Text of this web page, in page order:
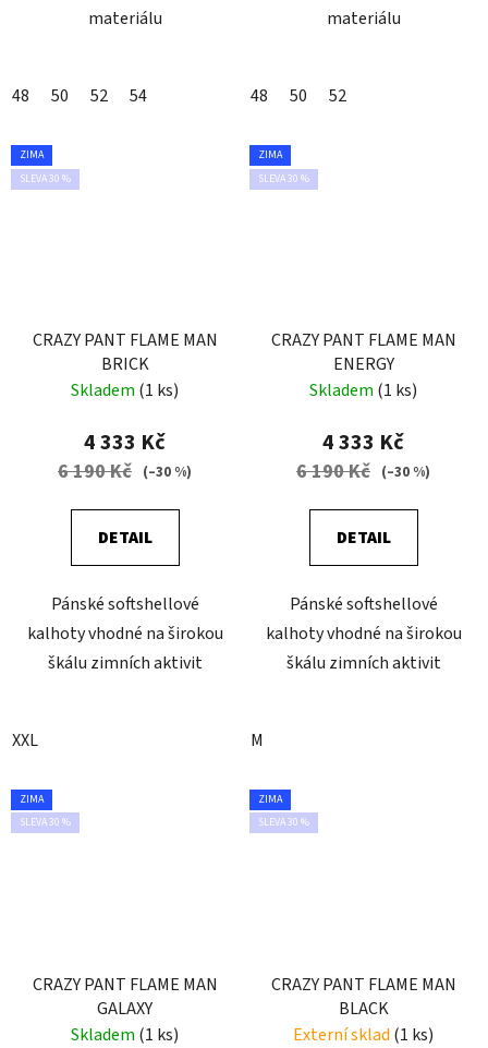
materiálu
48 50 52 54
materiálu
48 50 52
ZIMA
SLEVA 30 %
CRAZY PANT FLAME MAN
BRICK
Skladem (1 ks)
4 333 Kč
6 190 Kč (–30 %)
DETAIL
Pánské softshellové
kalhoty vhodné na širokou
škálu zimních aktivit
XXL
ZIMA
SLEVA 30 %
CRAZY PANT FLAME MAN
ENERGY
Skladem (1 ks)
4 333 Kč
6 190 Kč (–30 %)
DETAIL
Pánské softshellové
kalhoty vhodné na širokou
škálu zimních aktivit
M
ZIMA
SLEVA 30 %
CRAZY PANT FLAME MAN
GALAXY
Skladem (1 ks)
ZIMA
SLEVA 30 %
CRAZY PANT FLAME MAN
BLACK
Externí sklad (1 ks)